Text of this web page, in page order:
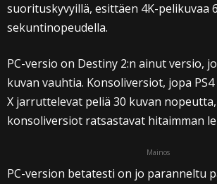
suorituskyvyillä, esittäen 4K-pelikuvaa
sekuntinopeudella.
PC-versio on Destiny 2:n ainut versio,
kuvan vauhtia. Konsoliversiot, jopa PS4
X jarruttelevat peliä 30 kuvan
konsoliversiot ratsastavat hitaimman
Mainos
PC-version betatesti on jo paranneltu